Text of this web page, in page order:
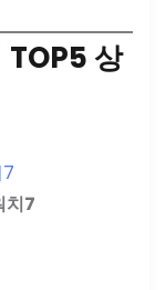
TOP5 상
치7